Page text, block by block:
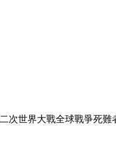
世界大戰全球戰爭死